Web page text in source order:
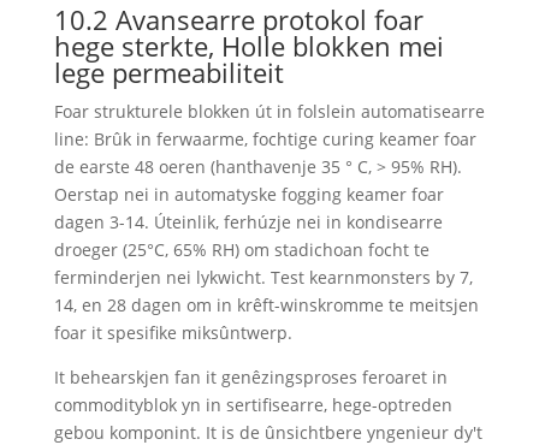
10.2 Avansearre protokol foar
hege sterkte, Holle blokken mei
lege permeabiliteit
Foar strukturele blokken út in folslein automatisearre
line: Brûk in ferwaarme, fochtige curing keamer foar
de earste 48 oeren (hanthavenje 35 ° C, > 95% RH).
Oerstap nei in automatyske fogging keamer foar
dagen 3-14. Úteinlik, ferhúzje nei in kondisearre
droeger (25°C, 65% RH) om stadichoan focht te
ferminderjen nei lykwicht. Test kearnmonsters by 7,
14, en 28 dagen om in krêft-winskromme te meitsjen
foar it spesifike miksûntwerp.
It behearskjen fan it genêzingsproses feroaret in
commodityblok yn in sertifisearre, hege-optreden
gebou komponint. It is de ûnsichtbere yngenieur dy't